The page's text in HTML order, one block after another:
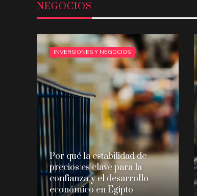
NEGOCIOS
INVERSIONES Y NEGOCIOS
Por qué la estabilidad de
precios es clave para la
confianza y el desarrollo
económico en Egipto